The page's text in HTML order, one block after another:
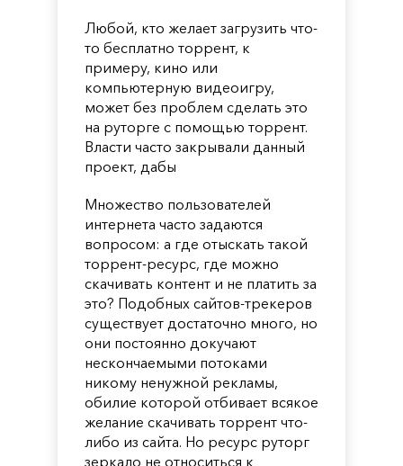
Любой, кто желает загрузить что-
то бесплатно торрент, к
примеру, кино или
компьютерную видеоигру,
может без проблем сделать это
на руторге с помощью торрент.
Власти часто закрывали данный
проект, дабы
Множество пользователей
интернета часто задаются
вопросом: а где отыскать такой
торрент-ресурс, где можно
скачивать контент и не платить за
это? Подобных сайтов-трекеров
существует достаточно много, но
они постоянно докучают
нескончаемыми потоками
никому ненужной рекламы,
обилие которой отбивает всякое
желание скачивать торрент что-
либо из сайта. Но ресурс руторг
зеркало не относиться к